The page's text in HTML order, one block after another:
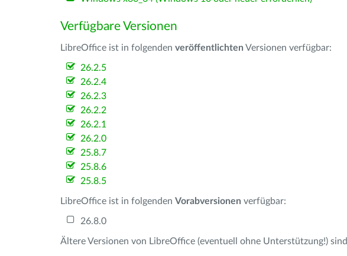
Verfügbare Versionen
LibreOffice ist in folgenden veröffentlichten Versionen verfügbar:
26.2.5
26.2.4
26.2.3
26.2.2
26.2.1
26.2.0
25.8.7
25.8.6
25.8.5
LibreOffice ist in folgenden Vorabversionen verfügbar:
26.8.0
Ältere Versionen von LibreOffice (eventuell ohne Unterstützung!) sind